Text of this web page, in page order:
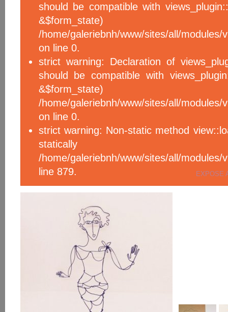
should be compatible with
/home/galeriebnh/www/sites/all/modules/
on line 0.
strict warning: Declaration of
should be compatible with
/home/galeriebnh/www/sites/all/modules/
on line 0.
strict warning: Non-static method
/home/galeriebnh/www/sites/all/
line 879.
EXPOSE